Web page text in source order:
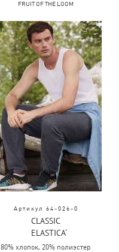
FRUIT OF THE LOOM
Артикул 64-026-0
CLASSIC
ELASTICATED
CUFF
80% хлопок, 20% полиэстер